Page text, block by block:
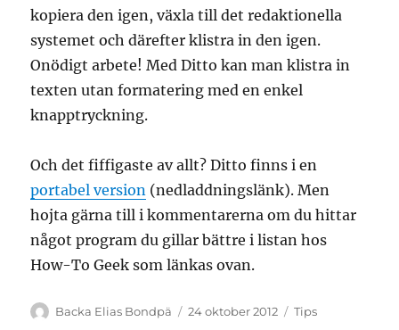
kopiera den igen, växla till det redaktionella
systemet och därefter klistra in den igen.
Onödigt arbete! Med Ditto kan man klistra in
texten utan formatering med en enkel
knapptryckning.
Och det fiffigaste av allt? Ditto finns i en
portabel version (nedladdningslänk). Men
hojta gärna till i kommentarerna om du hittar
något program du gillar bättre i listan hos
How-To Geek som länkas ovan.
Författare
Backa Elias Bondpä
Publicerat
24 oktober 2012 Kategorier
Tips